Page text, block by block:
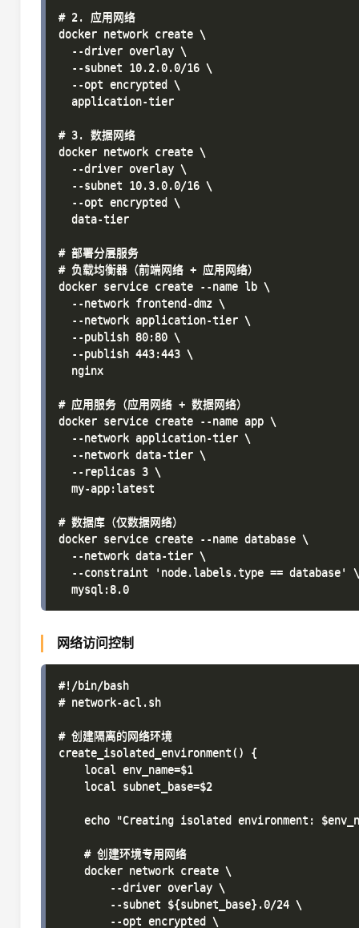
# 2. 应用网络
docker network create \
  --driver overlay \
  --subnet 10.2.0.0/16 \
  --opt encrypted \
  application-tier
# 3. 数据网络
docker network create \
  --driver overlay \
  --subnet 10.3.0.0/16 \
  --opt encrypted \
  data-tier
# 部署分层服务
# 负载均衡器（前端网络 + 应用网络）
docker service create --name lb \
  --network frontend-dmz \
  --network application-tier \
  --publish 80:80 \
  --publish 443:443 \
  nginx
# 应用服务（应用网络 + 数据网络）
docker service create --name app \
  --network application-tier \
  --network data-tier \
  --replicas 3 \
  my-app:latest
# 数据库（仅数据网络）
docker service create --name database \
  --network data-tier \
  --constraint 'node.labels.type == database' \
网络访问控制
#!/bin/bash
# network-acl.sh
# 创建隔离的网络环境
create_isolated_environment() {
    local env_name=$1
    local subnet_base=$2
echo "Creating isolated environment:
    # 创建环境专用网络
    docker network create \
        --driver overlay \
        --subnet ${subnet_base}.0/24 \
        --opt encrypted \